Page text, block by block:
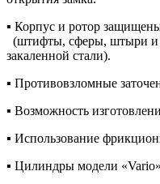
▪ Корпус и ротор
(штифты, сферы, штыри и
закаленной стали).
▪ Противовзломные
▪ Возможность
▪ Использование
▪ Цилиндры модели